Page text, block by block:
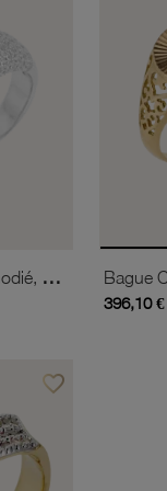
Bague Argent Rhodié, Pavage Oxydes De Zirconium
396,10 €
favorite_borderAjouter à vos favoris